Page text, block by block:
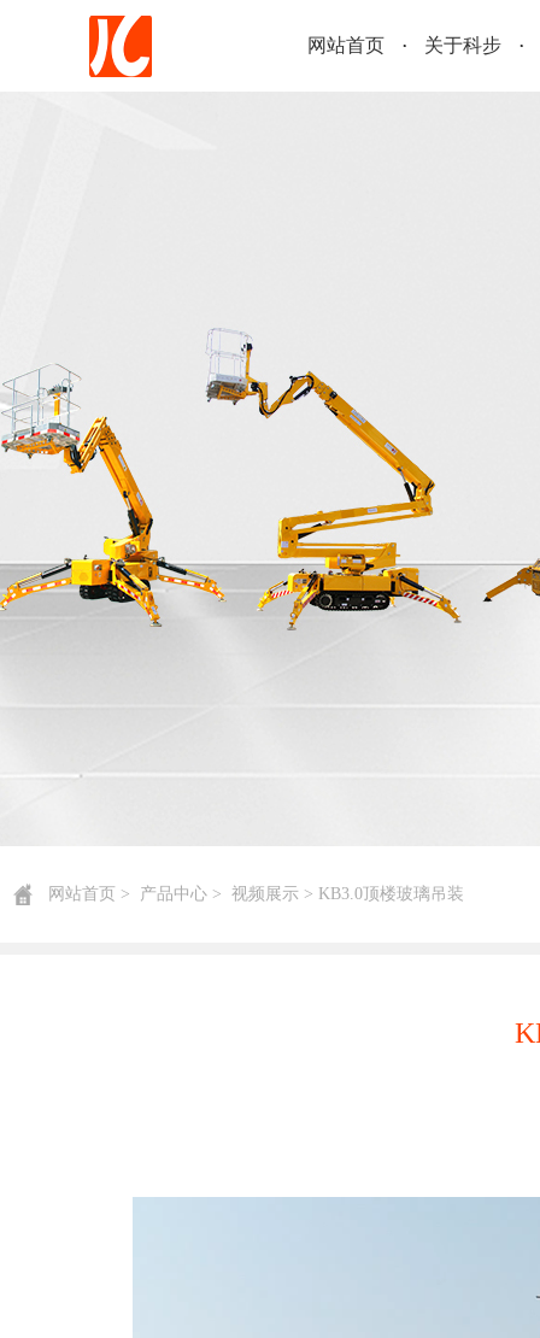
网站首页 关于科步
网站首页 > 产品中心 > 视频展示 > KB3.0顶楼玻璃吊装